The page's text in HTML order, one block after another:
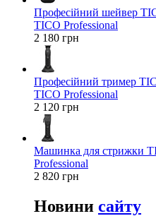
Професійний шейвер
TICO Professional
2 180 грн
Професійний тример
TICO Professional
2 120 грн
Машинка для стрижки
Professional
2 820 грн
Новини сайту